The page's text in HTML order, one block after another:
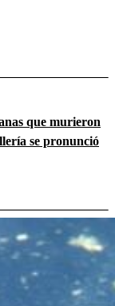
que murieron
se pronunció